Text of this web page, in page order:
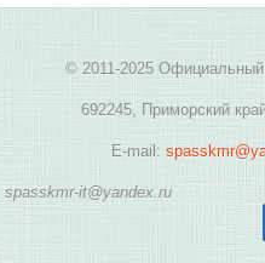
© 2011-2025 Официальный
692245, Приморский
E-mail:
spasskmr-it@yandex.ru